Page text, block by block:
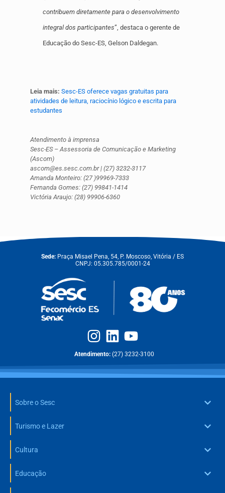
contribuem diretamente para o desenvolvimento
integral dos participantes”, destaca o gerente de
Educação do Sesc-ES, Gelson Daldegan.
Leia mais: Sesc-ES oferece vagas gratuitas para
atividades de leitura, raciocínio lógico e escrita para
estudantes
Atendimento à imprensa
Sesc-ES – Assessoria de Comunicação e Marketing
(Ascom)
ascom@es.sesc.com.br | (27) 3232-3117
Amanda Monteiro: (27 )99969-7333
Fernanda Gomes: (27) 99841-1414
Victória Araujo: (28) 99906-6360
Sede: Praça Misael Pena, 54, P. Moscoso, Vitória / ES
CNPJ: 05.305.785/0001-24
Atendimento: (27) 3232-3100
Sobre o Sesc
Turismo e Lazer
Cultura
Educação